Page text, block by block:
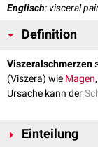
Englisch: visceral
Definition
Viszeralschmerzen
(Viszera) wie Magen,
Ursache kann der
Einteilung